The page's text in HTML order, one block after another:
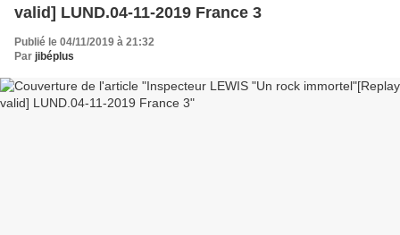
valid] LUND.04-11-2019 France 3
Publié le 04/11/2019 à 21:32
Par jibéplus